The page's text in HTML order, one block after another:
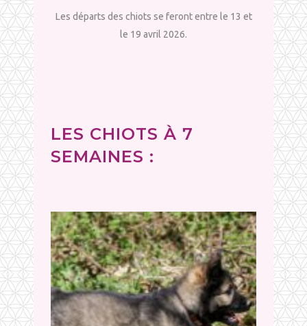
Les départs des chiots se feront entre le 13 et
le 19 avril 2026.
LES CHIOTS À 7
SEMAINES :